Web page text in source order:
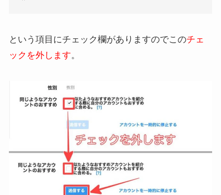
という項目にチェック欄がありますのでこのチェ
ックを外します。